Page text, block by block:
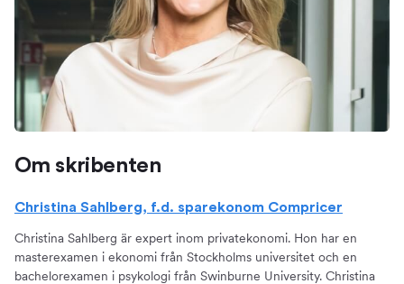
Om skribenten
Christina Sahlberg, f.d. sparekonom Compricer
Christina Sahlberg är expert inom privatekonomi. Hon har en
masterexamen i ekonomi från Stockholms universitet och en
bachelorexamen i psykologi från Swinburne University. Christina